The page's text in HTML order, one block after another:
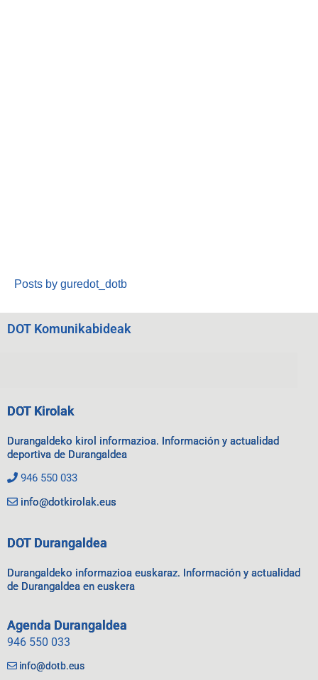
Posts by guredot_dotb
DOT Komunikabideak
DOT Kirolak
Durangaldeko kirol informazioa. Información y actualidad
deportiva de Durangaldea
946 550 033
info@dotkirolak.eus
DOT Durangaldea
Durangaldeko informazioa euskaraz. Información y actualidad
de Durangaldea en euskera
Agenda Durangaldea
946 550 033
info@dotb.eus